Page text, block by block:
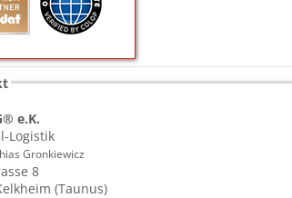
e.K.
Logistik
Gronkiewicz
8
(Taunus)